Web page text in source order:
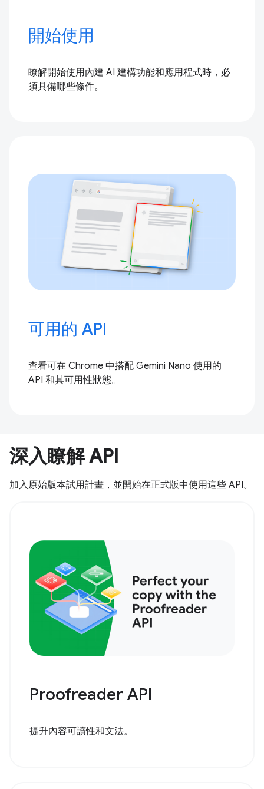
開始使用
瞭解開始使用內建 AI 建構功能和應用程式時，必
須具備哪些條件。
可用的 API
查看可在 Chrome 中搭配 Gemini Nano 使用的
API 和其可用性狀態。
深入瞭解 API
加入原始版本試用計畫，並開始在正式版中使用這些 API。
Proofreader API
提升內容可讀性和文法。